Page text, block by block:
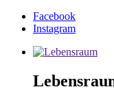
Facebook
Instagram